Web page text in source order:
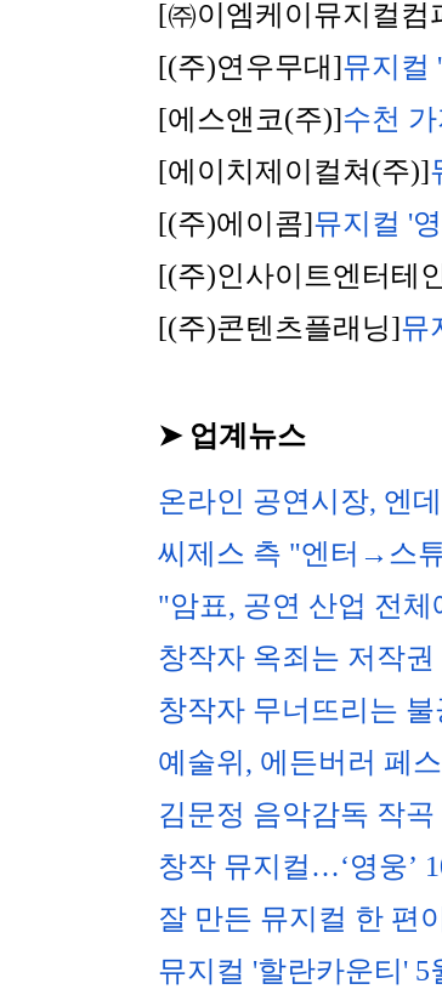
[㈜이엠케이뮤지컬컴
[(주)연우무대]뮤지컬
[에스앤코(주)]수천
[에이치제이컬쳐(주)]
[(주)에이콤]뮤지컬 '
[(주)인사이트엔터테
[(주)콘텐츠플래닝]뮤
➤ 업계뉴스
온라인 공연시장, 엔
씨제스 측 "엔터→스
"암표, 공연 산업 전
창작자 옥죄는 저작권
창작자 무너뜨리는
예술위, 에든버러 페
김문정 음악감독 작
창작 뮤지컬…‘영웅’
잘 만든 뮤지컬 한 편
뮤지컬 '할란카운티' 5